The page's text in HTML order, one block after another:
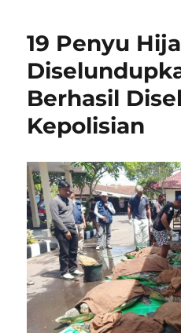
19 Penyu
Berhasil
Kepolisian